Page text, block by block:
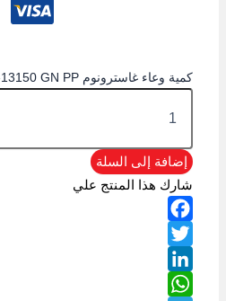
كمية وعاء غاسترونوم GNPP-13150 GN PP
إضافة إلى السلة
شارك هذا المنتج علي
Facebook
Twitter
LinkedIn